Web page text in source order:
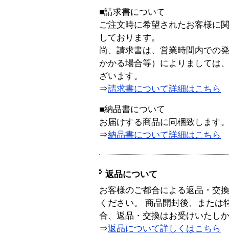
■請求書について
ご注文時に希望されたお客様に
しております。
尚、請求書は、営業時間内での
かかる場合等）によりましては
ざいます。
⇒請求書について詳細はこちら
■納品書について
お届けする商品に同梱致します。
⇒納品書について詳細はこちら
返品について
お客様のご都合による返品・交
ください。 商品開封後、または
合、返品・交換はお受けいたし
⇒返品について詳しくはこちら